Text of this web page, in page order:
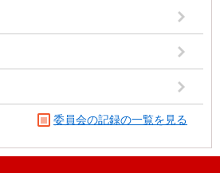
委員会の記録の一覧を見る